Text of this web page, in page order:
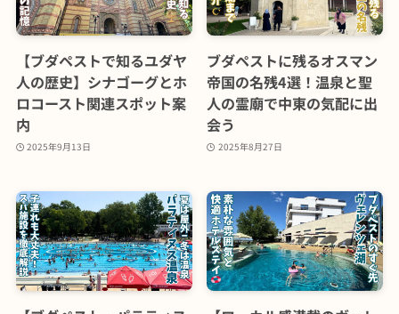
【ブダペストで知るユダヤ
人の歴史】シナゴーグとホ
ロコースト関連スポット案
内
2025年9月13日
ブダペストに残るオスマン
帝国の名残4選！温泉と聖
人の霊廟で中東の気配に出
会う
2025年8月27日